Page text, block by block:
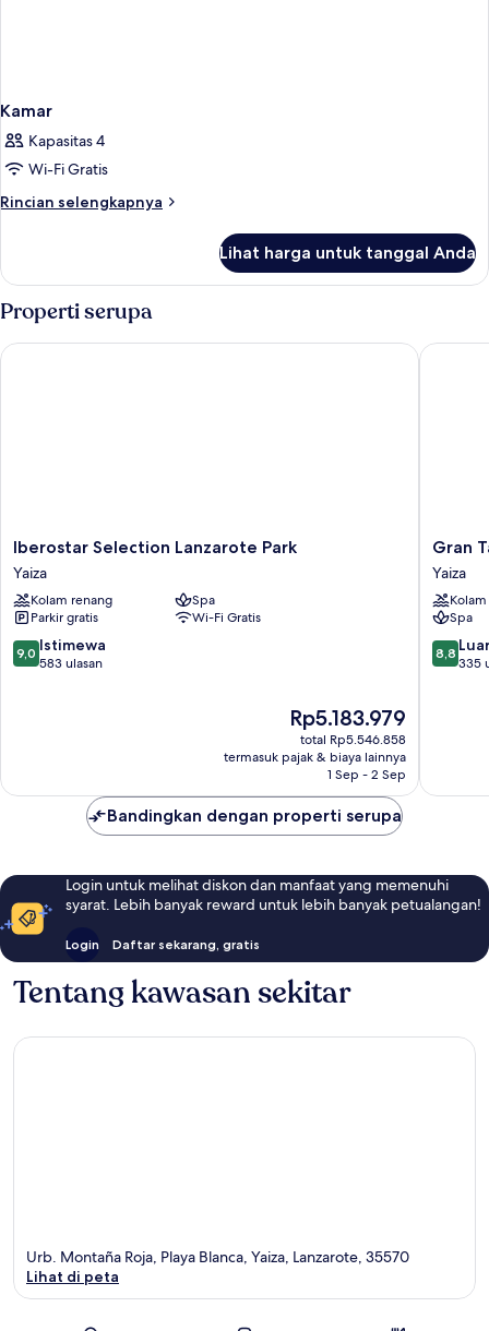
Kamar
Kapasitas 4
Wi-Fi Gratis
Rincian selengkapnya
Rincian
Kamar
Lihat harga untuk tanggal Anda
Properti serupa
Iberostar
Selection
Lanzarote
Park
Yaiza
Iberostar Selection Lanzarote Park
Yaiza
Kolam renang
Spa
Parkir gratis
Wi-Fi Gratis
9.0
dari
9,0 Istimewa
583 ulasan
Harga
sekarang
Rp5.183.979
Rp5.183.979
total Rp5.546.858
termasuk pajak & biaya lainnya
1 Sep - 2 Sep
Iberostar Selection Lanzarote Park
Gran
Tagoro
Family
&
Fun
Playa
Blanca
Gran
Yaiza
Spa
8.8
dari
8,8
335
Gran
Bandingkan dengan properti serupa
Login untuk melihat diskon dan manfaat yang memenuhi
syarat. Lebih banyak reward untuk lebih banyak petualangan!
Login Daftar sekarang, gratis
Tentang kawasan sekitar
Urb. Montaña Roja, Playa Blanca, Yaiza, Lanzarote, 35570
Lihat di peta